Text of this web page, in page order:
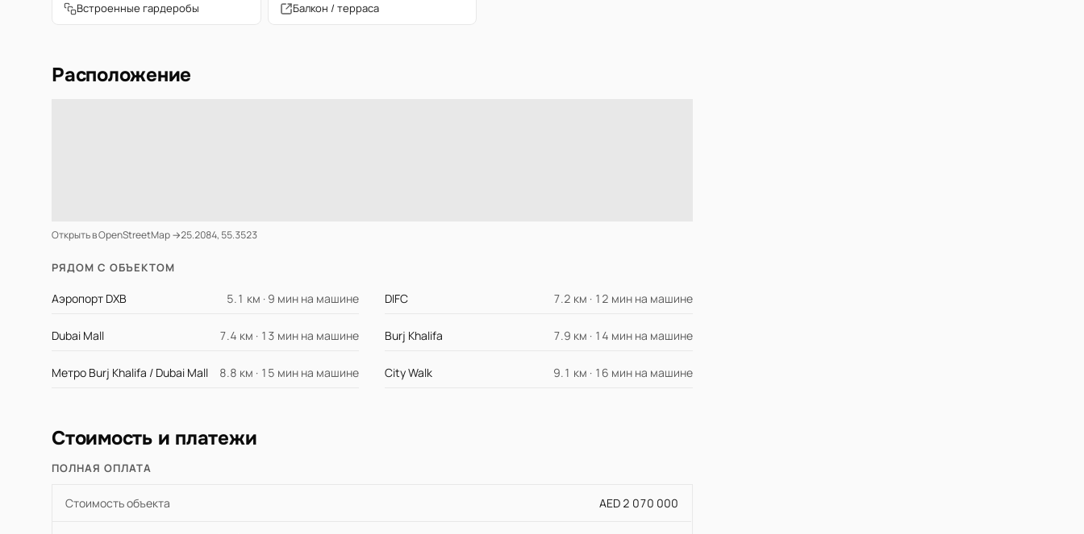
Встроенные гардеробы Балкон / терраса
Расположение
Открыть в OpenStreetMap →25.2084, 55.3523
РЯДОМ С ОБЪЕКТОМ
Аэропорт DXB 5.1 км · 9 мин на машине DIFC 7.2 км · 12 мин на машине
Dubai Mall 7.4 км · 13 мин на машине Burj Khalifa 7.9 км · 14 мин на машине
Метро Burj Khalifa / Dubai Mall 8.8 км · 15 мин на машине City Walk 9.1 км · 16 мин на машине
Стоимость и платежи
ПОЛНАЯ ОПЛАТА
Стоимость объекта AED 2 070 000